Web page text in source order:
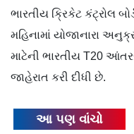
ભારતીય ક્રિકેટ કંટ્રોલ
મહિનામાં યોજાનારા
માટેની ભારતીય T20
જાહેરાત કરી દીધી છે.
આ પણ વાંચો